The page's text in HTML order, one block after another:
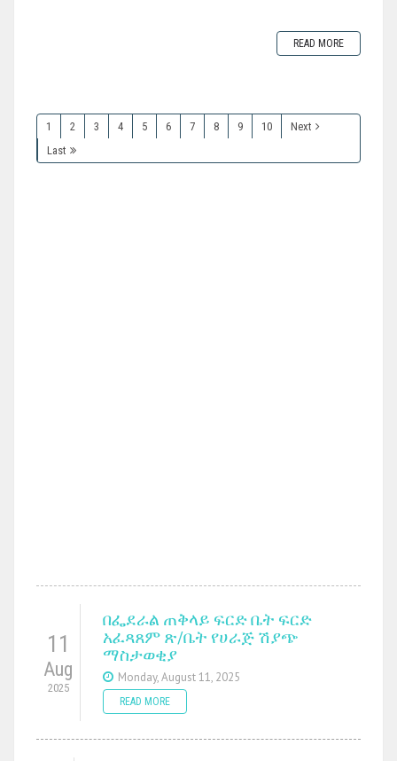
READ MORE
1 2 3 4 5 6 7 8 9 10
Next
Last
11
Aug
2025
በፌደራል ጠቅላይ ፍርድ ቤት ፍርድ
አፈጻጸም ጽ/ቤት የሀራጅ ሽያጭ
ማስታወቂያ
Monday, August 11, 2025
READ MORE